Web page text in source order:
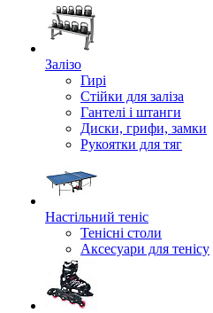
Залізо
Гирі
Стійки для заліза
Гантелі і штанги
Диски, грифи, замки
Рукоятки для тяг
Настільний теніс
Тенісні столи
Аксесуари для тенісу